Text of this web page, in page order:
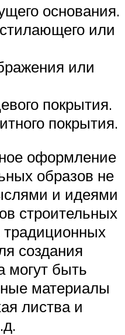
основания.
или
или
покрытия.
покрытия.
оформление
образов не
и идеями
строительных
создания
могут быть
материалы
листва и